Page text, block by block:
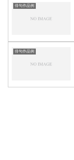
俳句作品例
俳句作品例